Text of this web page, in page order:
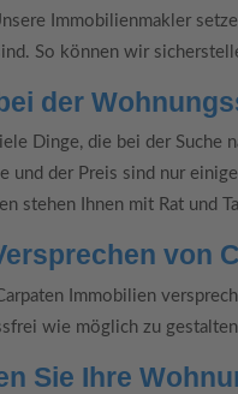
Immobilienmakler
So können wir
der
Dinge, die bei der Suche
und der Preis sind nur
stehen Ihnen mit Rat und
von
Immobilien
wie möglich zu
Sie Ihre